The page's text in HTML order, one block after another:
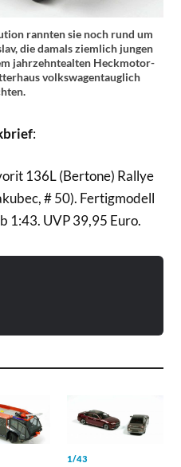
rannten sie noch rund um
die damals ziemlich jungen
jahrzehntealten Heckmotor-
volkswagentauglich
:
136L (Bertone) Rallye
# 50). Fertigmodell
1:43. UVP 39,95 Euro.
1/43